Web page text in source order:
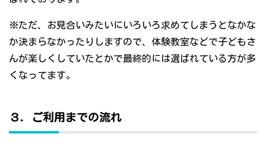
※ただ、お見合いみたいにいろいろ求めてしまうとなかな
か決まらなかったりしますので、体験教室などで子どもさ
んが楽しくしていたとかで最終的には選ばれている方が多
くなってます。
３．ご利用までの流れ